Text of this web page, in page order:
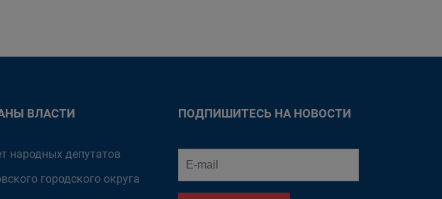
ВЛАСТИ
народных депутатов
городского округа
ПОДПИШИТЕСЬ НА НОВОСТИ